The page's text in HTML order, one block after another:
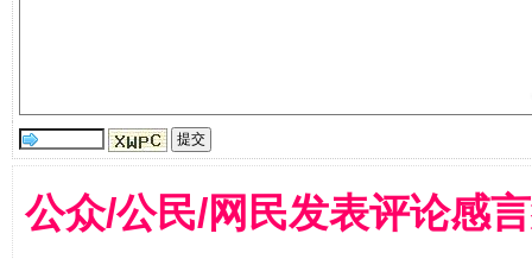
公众/公民/网民发表评论感